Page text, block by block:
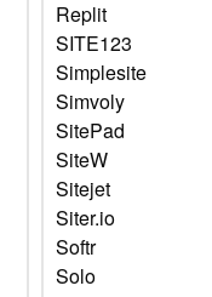
Replit
SITE123
Simplesite
Simvoly
SitePad
SiteW
Sitejet
Siter.io
Softr
Solo